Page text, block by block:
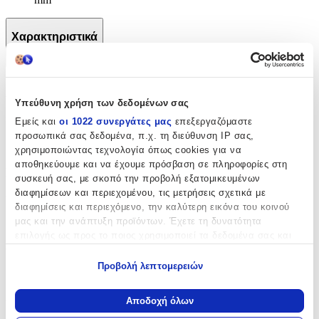
Υπεύθυνη χρήση των δεδομένων σας
Εμείς και οι 1022 συνεργάτες μας επεξεργαζόμαστε
προσωπικά σας δεδομένα, π.χ. τη διεύθυνση IP σας,
χρησιμοποιώντας τεχνολογία όπως cookies για να
αποθηκεύουμε και να έχουμε πρόσβαση σε πληροφορίες στη
συσκευή σας, με σκοπό την προβολή εξατομικευμένων
διαφημίσεων και περιεχομένου, τις μετρήσεις σχετικά με
διαφημίσεις και περιεχόμενο, την καλύτερη εικόνα του κοινού
μας και την ανάπτυξη προϊόντων. Έχετε τη δυνατότητα
Να συλλέξουμε πληροφορίες σχετικά με τη γεωγραφική
σας τοποθεσία, οι οποίες μπορεί να είναι ακριβείς σε
Προβολή λεπτομερειών
Αποδοχή όλων
Χαρακτηριστικά
Κατασκευαστής:
OEM
Βασικά Χαρακτηριστικά
Υλικό
Ατσάλι
Δίχρωμη